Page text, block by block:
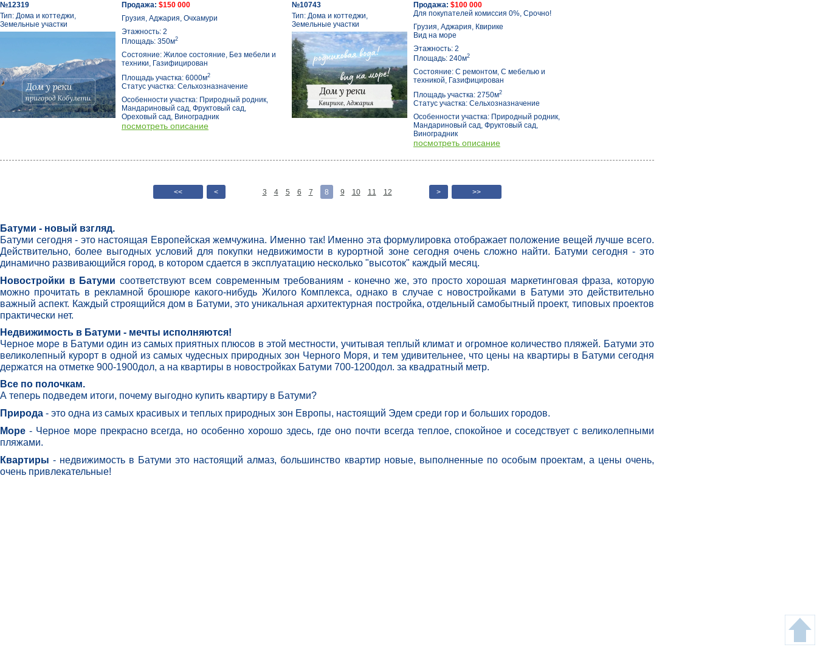
№12319
Тип: Дома и коттеджи,
Земельные участки
Продажа: $150 000
Грузия, Аджария, Очхамури
Этажность: 2
Площадь: 350м2
Состояние: Жилое состояние, Без мебели и
техники, Газифицирован
Площадь участка: 6000м2
Статус участка: Сельхозназначение
Особенности участка: Природный родник,
Мандариновый сад, Фруктовый сад,
Ореховый сад, Виноградник
посмотреть описание
№10743
Тип: Дома и коттеджи,
Земельные участки
Продажа: $100 000
Для покупателей комиссия 0%, Срочно!
Грузия, Аджария, Квирике
Вид на море
Этажность: 2
Площадь: 240м2
Состояние: С ремонтом, С мебелью и
техникой, Газифицирован
Площадь участка: 2750м2
Статус участка: Сельхозназначение
Особенности участка: Природный родник,
Мандариновый сад, Фруктовый сад,
Виноградник
посмотреть описание
<< < 3 4 5 6 7 8 9 10 11 12 > >>
Батуми - новый взгляд.
Батуми сегодня - это настоящая Европейская жемчужина. Именно так! Именно эта формулировка отображает положение вещей лучше всего.
Действительно, более выгодных условий для покупки недвижимости в курортной зоне сегодня очень сложно найти. Батуми сегодня - это
динамично развивающийся город, в котором сдается в эксплуатацию несколько "высоток" каждый месяц.
Новостройки в Батуми соответствуют всем современным требованиям - конечно же, это просто хорошая маркетинговая фраза, которую
можно прочитать в рекламной брошюре какого-нибудь Жилого Комплекса, однако в случае с новостройками в Батуми это действительно
важный аспект. Каждый строящийся дом в Батуми, это уникальная архитектурная постройка, отдельный самобытный проект, типовых проектов
практически нет.
Недвижимость в Батуми - мечты исполняются!
Черное море в Батуми один из самых приятных плюсов в этой местности, учитывая теплый климат и огромное количество пляжей. Батуми это
великолепный курорт в одной из самых чудесных природных зон Черного Моря, и тем удивительнее, что цены на квартиры в Батуми сегодня
держатся на отметке 900-1900дол, а на квартиры в новостройках Батуми 700-1200дол. за квадратный метр.
Все по полочкам.
А теперь подведем итоги, почему выгодно купить квартиру в Батуми?
Природа - это одна из самых красивых и теплых природных зон Европы, настоящий Эдем среди гор и больших городов.
Море - Черное море прекрасно всегда, но особенно хорошо здесь, где оно почти всегда теплое, спокойное и соседствует с великолепными
пляжами.
Квартиры - недвижимость в Батуми это настоящий алмаз, большинство квартир новые, выполненные по особым проектам, а цены очень,
очень привлекательные!